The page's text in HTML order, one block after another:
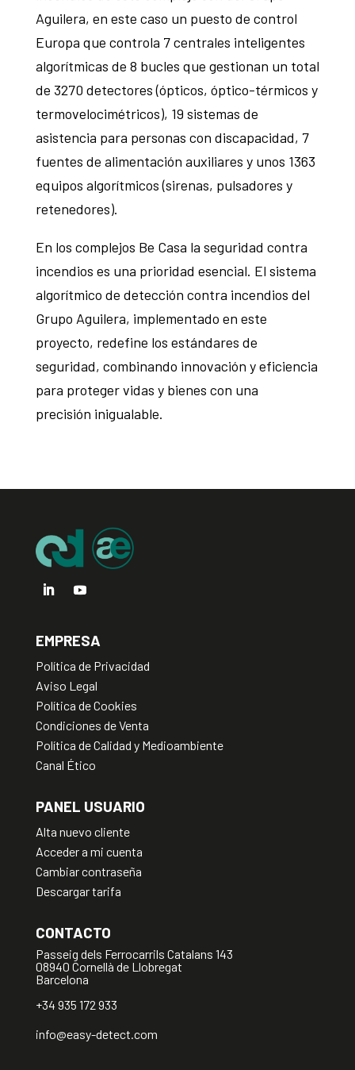
Aguilera, en este caso un puesto de control
Europa que controla 7 centrales inteligentes
algorítmicas de 8 bucles que gestionan un total
de 3270 detectores (ópticos, óptico-térmicos y
termovelocimétricos), 19 sistemas de
asistencia para personas con discapacidad, 7
fuentes de alimentación auxiliares y unos 1363
equipos algorítmicos (sirenas, pulsadores y
retenedores).
En los complejos Be Casa la seguridad contra
incendios es una prioridad esencial. El sistema
algorítmico de detección contra incendios del
Grupo Aguilera, implementado en este
proyecto, redefine los estándares de
seguridad, combinando innovación y eficiencia
para proteger vidas y bienes con una
precisión inigualable.
EMPRESA
Política de Privacidad
Aviso Legal
Política de Cookies
Condiciones de Venta
Política de Calidad y Medioambiente
Canal Ético
PANEL USUARIO
Alta nuevo cliente
Acceder a mi cuenta
Cambiar contraseña
Descargar tarifa
CONTACTO
Passeig dels Ferrocarrils Catalans 143
08940 Cornellà de Llobregat
Barcelona
+34 935 172 933
info@easy-detect.com